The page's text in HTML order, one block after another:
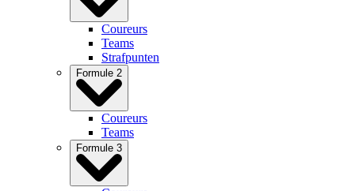
Coureurs
Teams
Strafpunten
Formule 2
Coureurs
Teams
Formule 3